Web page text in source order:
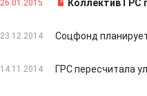
26.01.2015 Коллектив ГРС
23.12.2014 Соцфонд
14.11.2014 ГРС пересчитала